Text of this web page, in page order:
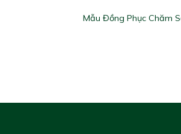
Mẫu Đồng Phục Chăm